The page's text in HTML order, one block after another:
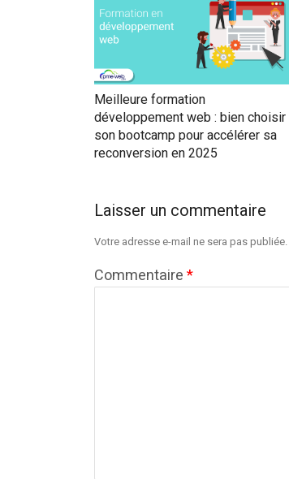
Meilleure formation
développement web : bien choisir
son bootcamp pour accélérer sa
reconversion en 2025
Laisser un commentaire
Votre adresse e-mail ne sera pas publiée.
Commentaire*